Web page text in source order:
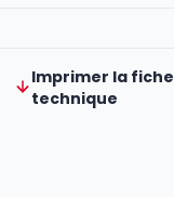
Imprimer la fiche
technique